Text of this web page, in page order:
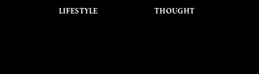
LIFESTYLE THOUGHT